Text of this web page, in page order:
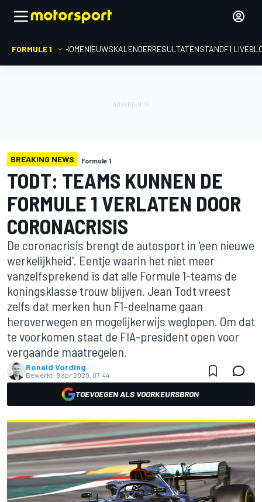
FORMULE 1 HOMENIEUWSKALENDERRESULTATENSTANDF1
BREAKING NEWS Formule 1
TODT: TEAMS KUNNEN DE
FORMULE 1 VERLATEN DOOR
CORONACRISIS
De coronacrisis brengt de autosport in 'een nieuwe
werkelijkheid'. Eentje waarin het niet meer
vanzelfsprekend is dat alle Formule 1-teams de
koningsklasse trouw blijven. Jean Todt vreest
zelfs dat merken hun F1-deelname gaan
heroverwegen en mogelijkerwijs weglopen. Om dat
te voorkomen staat de FIA-president open voor
vergaande maatregelen.
Ronald Vording
Bewerkt: 9 apr 2020, 07:44
TOEVOEGEN ALS VOORKEURSBRON